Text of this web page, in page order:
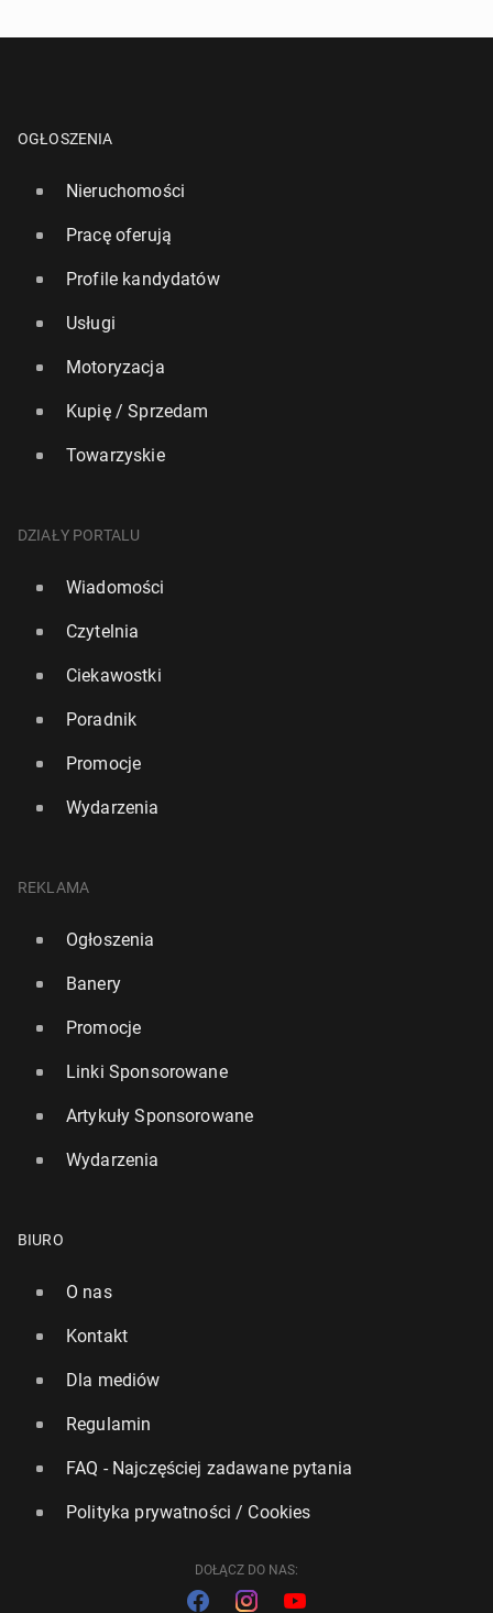
OGŁOSZENIA
Nieruchomości
Pracę oferują
Profile kandydatów
Usługi
Motoryzacja
Kupię / Sprzedam
Towarzyskie
DZIAŁY PORTALU
Wiadomości
Czytelnia
Ciekawostki
Poradnik
Promocje
Wydarzenia
REKLAMA
Ogłoszenia
Banery
Promocje
Linki Sponsorowane
Artykuły Sponsorowane
Wydarzenia
BIURO
O nas
Kontakt
Dla mediów
Regulamin
FAQ - Najczęściej zadawane pytania
Polityka prywatności / Cookies
DOŁĄCZ DO NAS: